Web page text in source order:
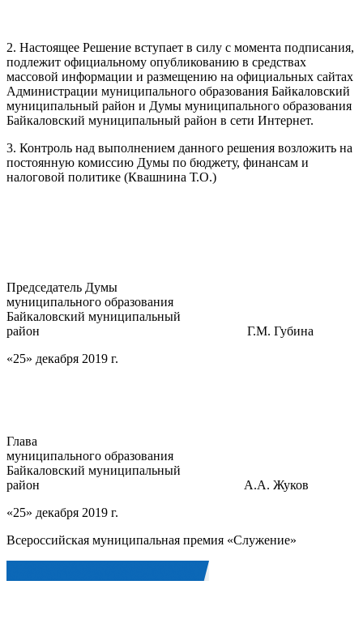
2. Настоящее Решение вступает в силу с момента подписания,
подлежит официальному опубликованию в средствах
массовой информации и размещению на официальных сайтах
Администрации муниципального образования Байкаловский
муниципальный район и Думы муниципального образования
Байкаловский муниципальный район в сети Интернет.
3. Контроль над выполнением данного решения возложить на
постоянную комиссию Думы по бюджету, финансам и
налоговой политике (Квашнина Т.О.)
Председатель Думы
муниципального образования
Байкаловский муниципальный
район Г.М. Губина
«25» декабря 2019 г.
Глава
муниципального образования
Байкаловский муниципальный
район А.А. Жуков
«25» декабря 2019 г.
Всероссийская муниципальная премия «Служение»